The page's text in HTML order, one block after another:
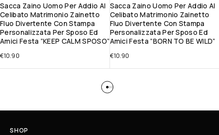
Sacca Zaino Uomo Per Addio Al
Celibato Matrimonio Zainetto
Fluo Divertente Con Stampa
Personalizzata Per Sposo Ed
Amici Festa ”KEEP CALM SPOSO”
€10.90
Sacca Zaino Uomo Per Addio Al
Celibato Matrimonio Zainetto
Fluo Divertente Con Stampa
Personalizzata Per Sposo Ed
Amici Festa ”BORN TO BE WILD”
€10.90
SHOP